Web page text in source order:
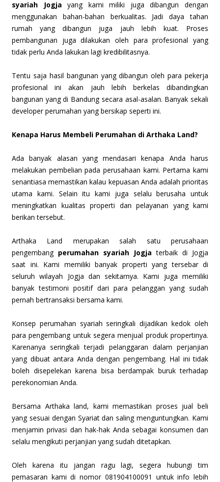
syariah Jogja yang kami miliki juga dibangun dengan
menggunakan bahan-bahan berkualitas. Jadi daya tahan
rumah yang dibangun juga jauh lebih kuat. Proses
pembangunan juga dilakukan oleh para profesional yang
tidak perlu Anda lakukan lagi kredibilitasnya.
Tentu saja hasil bangunan yang dibangun oleh para pekerja
profesional ini akan jauh lebih berkelas dibandingkan
bangunan yang di Bandung secara asal-asalan. Banyak sekali
developer perumahan yang bersikap seperti ini.
Kenapa Harus Membeli Perumahan di Arthaka Land?
Ada banyak alasan yang mendasari kenapa Anda harus
melakukan pembelian pada perusahaan kami. Pertama kami
senantiasa memastikan kalau kepuasan Anda adalah prioritas
utama kami. Selain itu kami juga selalu berusaha untuk
meningkatkan kualitas properti dan pelayanan yang kami
berikan tersebut.
Arthaka Land merupakan salah satu perusahaan
pengembang perumahan syariah Jogja terbaik di Jogja
saat ini. Kami memiliki banyak properti yang tersebar di
seluruh wilayah Jogja dan sekitarnya. Kami juga memiliki
banyak testimoni positif dari para pelanggan yang sudah
pernah bertransaksi bersama kami.
Konsep perumahan syariah seringkali dijadikan kedok oleh
para pengembang untuk segera menjual produk propertinya.
Karenanya seringkali terjadi pelanggaran dalam perjanjian
yang dibuat antara Anda dengan pengembang. Hal ini tidak
boleh disepelekan karena bisa berdampak buruk terhadap
perekonomian Anda.
Bersama Arthaka land, kami memastikan proses jual beli
yang sesuai dengan Syariat dan saling menguntungkan. Kami
menjamin privasi dan hak-hak Anda sebagai konsumen dan
selalu mengikuti perjanjian yang sudah ditetapkan.
Oleh karena itu jangan ragu lagi, segera hubungi tim
pemasaran kami di nomor 081904100091 untuk info lebih